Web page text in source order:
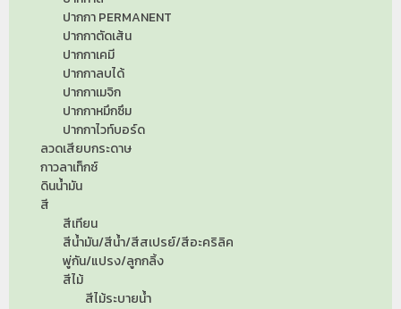
ปากกา PERMANENT
ปากกาตัดเส้น
ปากกาเคมี
ปากกาลบได้
ปากกาเมจิก
ปากกาหมึกซึม
ปากกาไวท์บอร์ด
ลวดเสียบกระดาษ
กาวลาเท็กซ์
ดินน้ำมัน
สี
สีเทียน
สีน้ำมัน/สีน้ำ/สีสเปรย์/สีอะคริลิค
พู่กัน/แปรง/ลูกกลิ้ง
สีไม้
สีไม้ระบายน้ำ